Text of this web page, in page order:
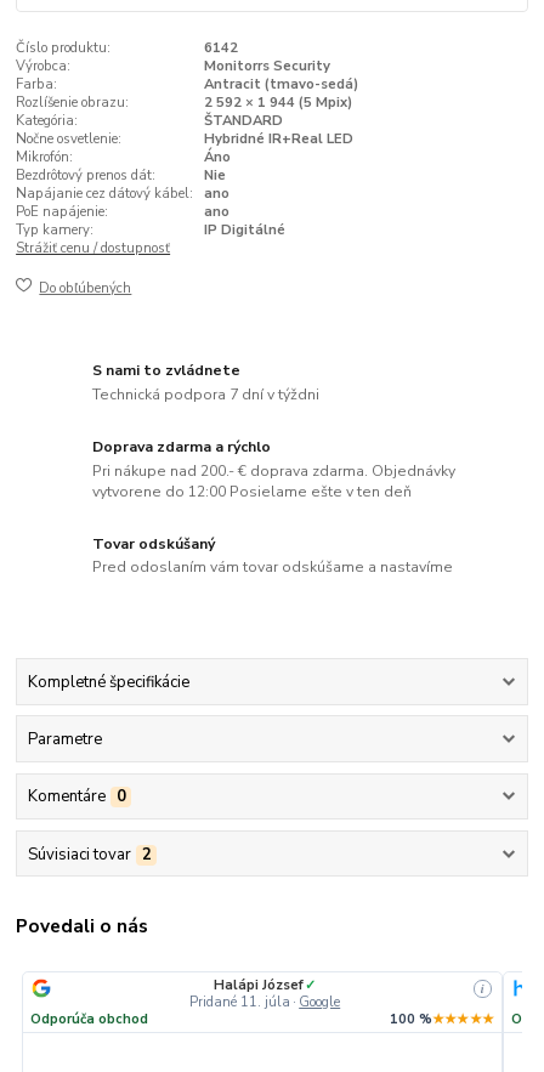
Číslo produktu:
6142
Výrobca:
Monitorrs Security
Farba:
Antracit (tmavo-sedá)
Rozlíšenie obrazu:
2 592 × 1 944 (5 Mpix)
Kategória:
ŠTANDARD
Nočne osvetlenie:
Hybridné IR+Real LED
Mikrofón:
Áno
Bezdrôtový prenos dát:
Nie
Napájanie cez dátový kábel:
ano
PoE napájenie:
ano
Typ kamery:
IP Digitálné
Strážiť cenu / dostupnosť
Do obľúbených
S nami to zvládnete
Technická podpora 7 dní v týždni
Doprava zdarma a rýchlo
Pri nákupe nad 200.- € doprava zdarma. Objednávky
vytvorene do 12:00 Posielame ešte v ten deň
Tovar odskúšaný
Pred odoslaním vám tovar odskúšame a nastavíme
Kompletné špecifikácie
Parametre
Komentáre 0
Súvisiaci tovar 2
Povedali o nás
Halápi József✓
Pridané 11. júla · Google
i
Odporúča obchod 100 %★★★★★